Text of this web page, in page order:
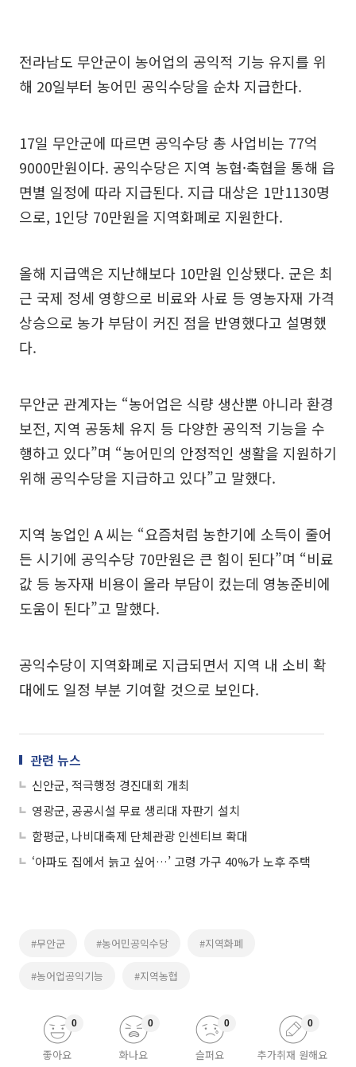
전라남도 무안군이 농어업의 공익적 기능 유지를 위
해 20일부터 농어민 공익수당을 순차 지급한다.
17일 무안군에 따르면 공익수당 총 사업비는 77억
9000만원이다. 공익수당은 지역 농협·축협을 통해 읍
면별 일정에 따라 지급된다. 지급 대상은 1만1130명
으로, 1인당 70만원을 지역화폐로 지원한다.
올해 지급액은 지난해보다 10만원 인상됐다. 군은 최
근 국제 정세 영향으로 비료와 사료 등 영농자재 가격
상승으로 농가 부담이 커진 점을 반영했다고 설명했
다.
무안군 관계자는 “농어업은 식량 생산뿐 아니라 환경
보전, 지역 공동체 유지 등 다양한 공익적 기능을 수
행하고 있다”며 “농어민의 안정적인 생활을 지원하기
위해 공익수당을 지급하고 있다”고 말했다.
지역 농업인 A 씨는 “요즘처럼 농한기에 소득이 줄어
든 시기에 공익수당 70만원은 큰 힘이 된다”며 “비료
값 등 농자재 비용이 올라 부담이 컸는데 영농준비에
도움이 된다”고 말했다.
공익수당이 지역화폐로 지급되면서 지역 내 소비 확
대에도 일정 부분 기여할 것으로 보인다.
관련 뉴스
신안군, 적극행정 경진대회 개최
영광군, 공공시설 무료 생리대 자판기 설치
함평군, 나비대축제 단체관광 인센티브 확대
‘아파도 집에서 늙고 싶어…’ 고령 가구 40%가 노후 주택
#무안군 #농어민공익수당 #지역화폐
#농어업공익기능 #지역농협
좋아요
0
화나요
0
슬퍼요
0
추가취재 원해요
0